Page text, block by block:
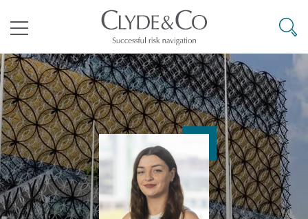
空 Business Jets
Carrier Liability
业与咨询
商业
公司
Commercial Arbitration
Commercial Disputes
Energy & Natural Resources
Marine
Bermuda Form
Casualty
Construction Disputes
环境保护法
Anti-Bribery & Corruption
Compliance
候变化
Code
罗
普敦
谷
京
拉加斯
西哥城
布扎比
罗
特兰大
士顿
伯丁
尔法斯特
目录
其礼律所事务所
搜寻